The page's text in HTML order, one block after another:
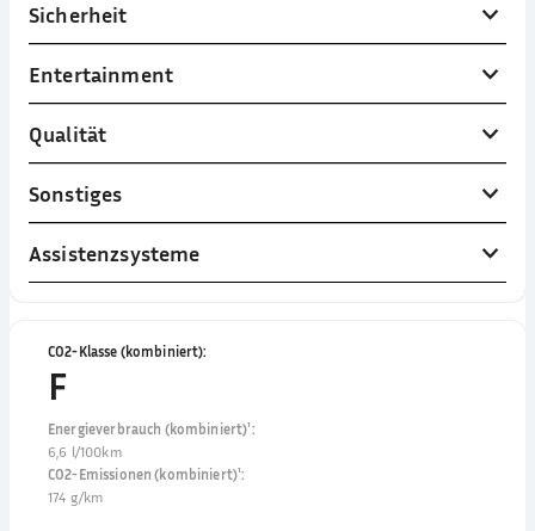
Sicherheit
Entertainment
Qualität
Sonstiges
Assistenzsysteme
CO2-Klasse (kombiniert):
F
Energieverbrauch (kombiniert)¹:
6,6 l/100km
CO2-Emissionen (kombiniert)¹:
174 g/km